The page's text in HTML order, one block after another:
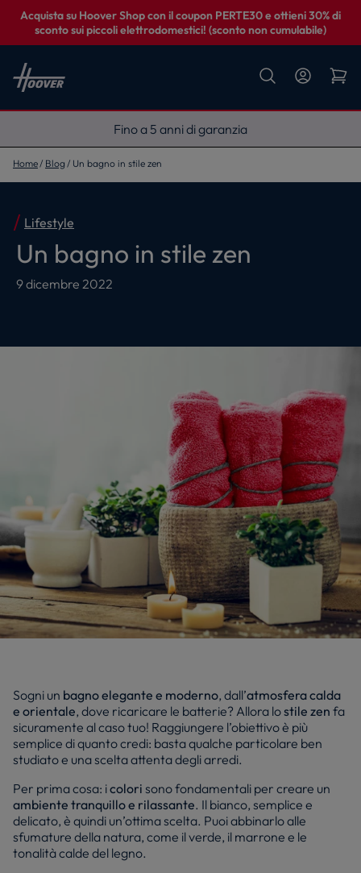
Acquista su Hoover Shop con il coupon PERTE30 e ottieni 30% di
sconto sui piccoli elettrodomestici! (sconto non cumulabile)
Fino a 5 anni di garanzia
Home Blog Un bagno in stile zen
Lifestyle
Un bagno in stile zen
9 dicembre 2022
Sogni un bagno elegante e moderno, dall’atmosfera calda
e orientale, dove ricaricare le batterie? Allora lostile zen fa
sicuramente al caso tuo! Raggiungere l’obiettivo è più
semplice di quanto credi: basta qualche particolare ben
studiato e una scelta attenta degli arredi.
Per prima cosa: icolori sono fondamentali per creare un
ambiente tranquillo e rilassante. Il bianco, semplice e
delicato, è quindi un’ottima scelta. Puoi abbinarlo alle
sfumature della natura, come il verde, il marrone e le
tonalità calde del legno.